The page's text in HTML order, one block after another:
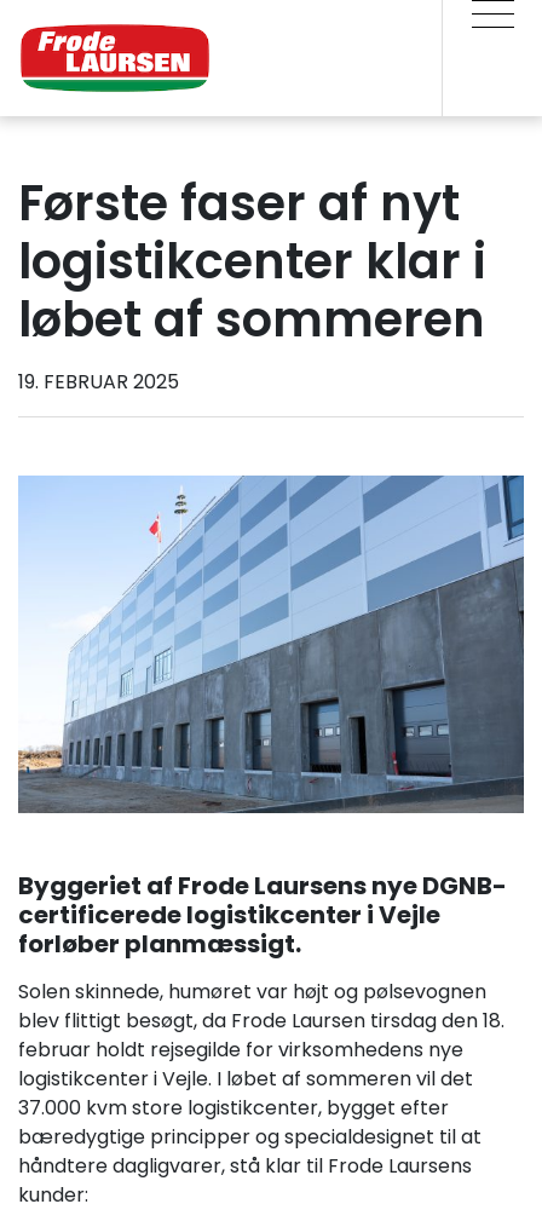
Første faser af nyt
logistikcenter klar i
løbet af sommeren
19. FEBRUAR 2025
Byggeriet af Frode Laursens nye DGNB-
certificerede logistikcenter i Vejle
forløber planmæssigt.
Solen skinnede, humøret var højt og pølsevognen
blev flittigt besøgt, da Frode Laursen tirsdag den 18.
februar holdt rejsegilde for virksomhedens nye
logistikcenter i Vejle. I løbet af sommeren vil det
37.000 kvm store logistikcenter, bygget efter
bæredygtige principper og specialdesignet til at
håndtere dagligvarer, stå klar til Frode Laursens
kunder: